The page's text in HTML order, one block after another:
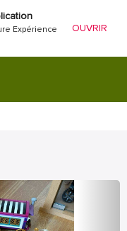
Expérience
OUVRIR